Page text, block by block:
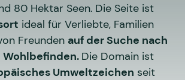
80 Hektar Seen. Die Seite ist
ideal für Verliebte, Familien
Freunden auf der Suche nach
Wohlbefinden. Die Domain ist
Umweltzeichen seit